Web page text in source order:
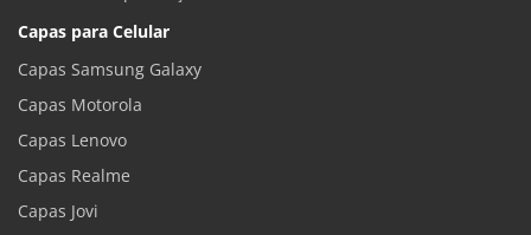
Capas para Celular
Capas Samsung Galaxy
Capas Motorola
Capas Lenovo
Capas Realme
Capas Jovi